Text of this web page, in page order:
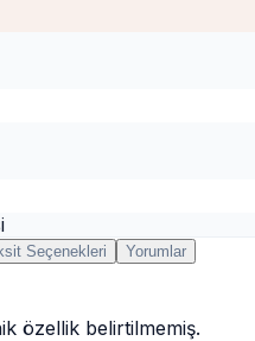
Seçenekleri Yorumlar
özellik belirtilmemiş.